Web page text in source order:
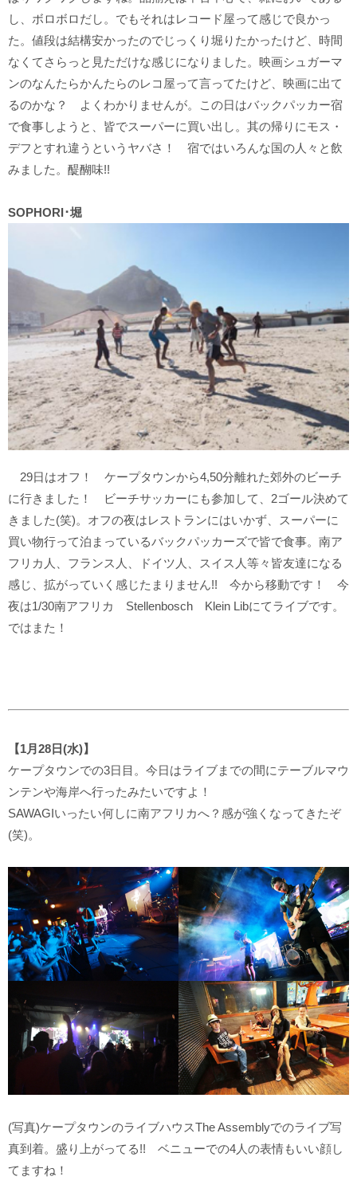
し、ボロボロだし。でもそれはレコード屋って感じで良かっ
た。値段は結構安かったのでじっくり堀りたかったけど、時間
なくてさらっと見ただけな感じになりました。映画シュガーマ
ンのなんたらかんたらのレコ屋って言ってたけど、映画に出て
るのかな？ よくわかりませんが。この日はバックパッカー宿
で食事しようと、皆でスーパーに買い出し。其の帰りにモス・
デフとすれ違うというヤバさ！ 宿ではいろんな国の人々と飲
みました。醍醐味!!
SOPHORI･堀
29日はオフ！ ケープタウンから4,50分離れた郊外のビーチ
に行きました！ ビーチサッカーにも参加して、2ゴール決めて
きました(笑)。オフの夜はレストランにはいかず、スーパーに
買い物行って泊まっているバックパッカーズで皆で食事。南ア
フリカ人、フランス人、ドイツ人、スイス人等々皆友達になる
感じ、拡がっていく感じたまりません!! 今から移動です！ 今
夜は1/30南アフリカ Stellenbosch Klein Libにてライブです。
ではまた！
【1月28日(水)】
ケープタウンでの3日目。今日はライブまでの間にテーブルマウ
ンテンや海岸へ行ったみたいですよ！
SAWAGIいったい何しに南アフリカへ？感が強くなってきたぞ
(笑)。
(写真)ケープタウンのライブハウスThe Assemblyでのライブ写
真到着。盛り上がってる!! ベニューでの4人の表情もいい顔し
てますね！